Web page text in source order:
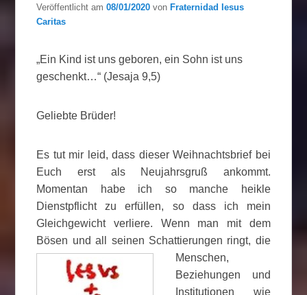
Veröffentlicht am08/01/2020 von Fraternidad Iesus
Caritas
„Ein Kind ist uns geboren, ein Sohn ist uns
geschenkt…“ (Jesaja 9,5)
Geliebte Brüder!
Es tut mir leid, dass dieser Weihnachtsbrief bei
Euch erst als Neujahrsgruß ankommt.
Momentan habe ich so manche heikle
Dienstpflicht zu erfüllen, so dass ich mein
Gleichgewicht verliere. Wenn man mit dem
Bösen und all seinen Schattierungen ringt, die
Menschen,
Beziehungen und
Institutionen wie